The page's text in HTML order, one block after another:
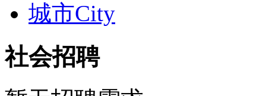
城市City
社会招聘